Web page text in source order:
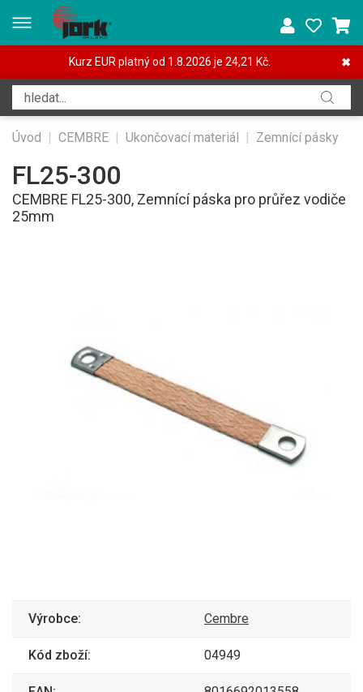
✖
Kurz EUR platný od 1.8.2026 je 24,21 Kč.
Úvod | CEMBRE | Ukončovací materiál | Zemnící pásky
FL25-300
CEMBRE FL25-300, Zemnící páska pro průřez vodiče
25mm
Výrobce: Cembre
Kód zboží: 04949